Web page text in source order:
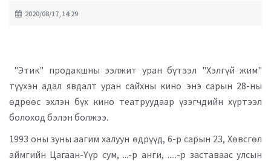
2020/08/17, 14:29
"Этик" продакшны ээлжит уран бүтээл "Хэлгүй жим"
түүхэн адал явдалт уран сайхны кино энэ сарын 28-ны
өдрөөс эхлэн бүх кино театруудаар үзэгчдийн хүртээл
болоход бэлэн болжээ.
1993 оны зуны аагим халуун өдрүүд, 6-р сарын 23, Хөвсгөл
аймгийн Цагаан-Үүр сум, ...-р анги, .....-р заставаас улсын